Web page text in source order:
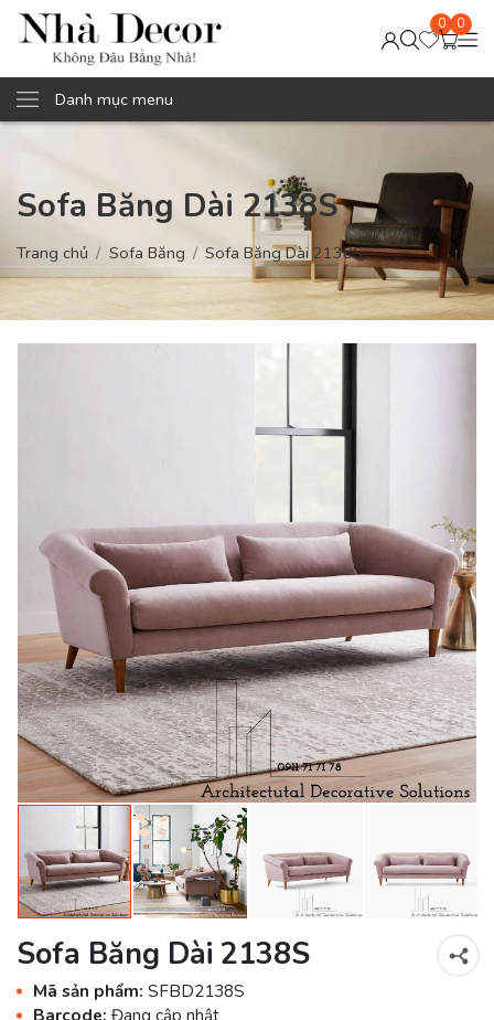
0 0
Danh mục menu
Sofa Băng Dài 2138S
Trang chủ Sofa Băng Sofa Băng Dài 2138S
Sofa Băng Dài 2138S
Mã sản phẩm: SFBD2138S